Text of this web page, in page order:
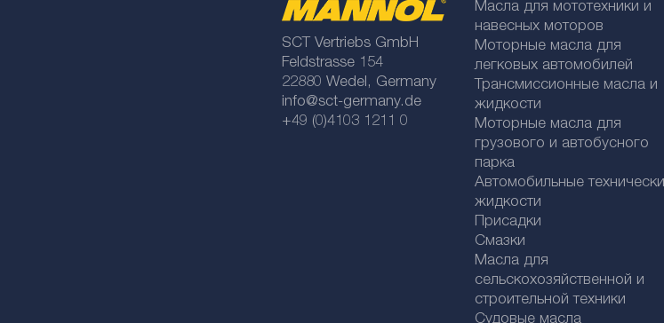
SCT Vertriebs GmbH
Feldstrasse 154
22880 Wedel, Germany
info@sct-germany.de
+49 (0)4103 1211 0
Масла для мототехники и
навесных моторов
Моторные масла для
легковых автомобилей
Трансмиссионные масла и
жидкости
Моторные масла для
грузового и автобусного
парка
Автомобильные
жидкости
Присадки
Смазки
Масла для
сельскохозяйственной и
строительной техники
Судовые масла